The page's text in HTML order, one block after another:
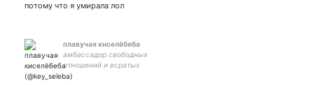
потому что я умирала лол
плавучая киселёбеба
амбассадор свободных
отношений и всратых
смайликов🫀🏄 веду